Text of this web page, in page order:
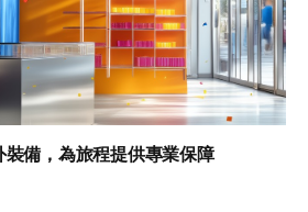
備，為旅程提供專業保障